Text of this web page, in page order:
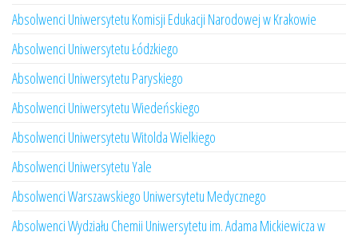
Absolwenci Uniwersytetu Komisji Edukacji Narodowej w Krakowie
Absolwenci Uniwersytetu Łódzkiego
Absolwenci Uniwersytetu Paryskiego
Absolwenci Uniwersytetu Wiedeńskiego
Absolwenci Uniwersytetu Witolda Wielkiego
Absolwenci Uniwersytetu Yale
Absolwenci Warszawskiego Uniwersytetu Medycznego
Absolwenci Wydziału Chemii Uniwersytetu im. Adama Mickiewicza w